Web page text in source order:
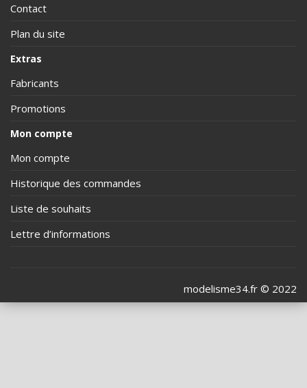
Contact
Plan du site
Extras
Fabricants
Promotions
Mon compte
Mon compte
Historique des commandes
Liste de souhaits
Lettre d’informations
modelisme34.fr © 2022